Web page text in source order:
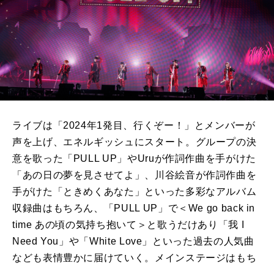
ライブは「2024年1発目、行くぞー！」とメンバーが
声を上げ、エネルギッシュにスタート。グループの決
意を歌った「PULL UP」やUruが作詞作曲を手がけた
「あの日の夢を見させてよ」、川谷絵音が作詞作曲を
手がけた「ときめくあなた」といった多彩なアルバム
収録曲はもちろん、「PULL UP」で＜We go back in
time あの頃の気持ち抱いて＞と歌うだけあり「我 I
Need You」や「White Love」といった過去の人気曲
なども表情豊かに届けていく。メインステージはもち